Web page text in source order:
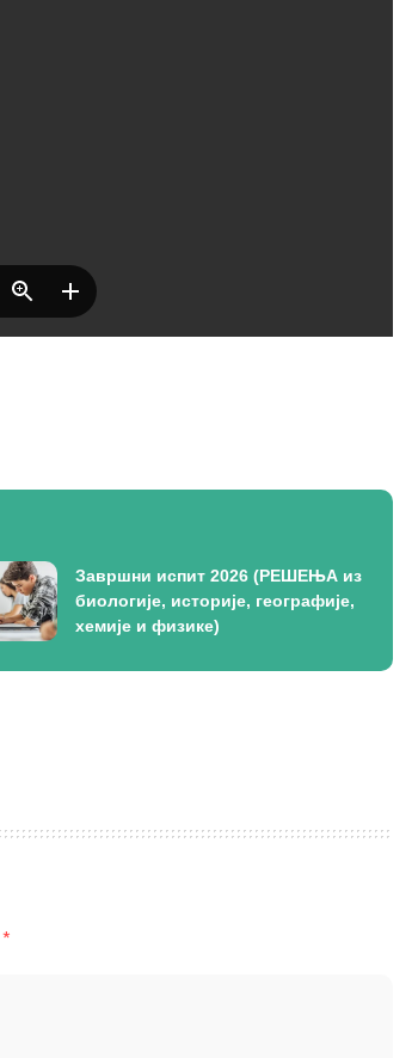
Завршни испит 2026 (РЕШЕЊА из
биологије, историје, географије,
хемије и физике)
*